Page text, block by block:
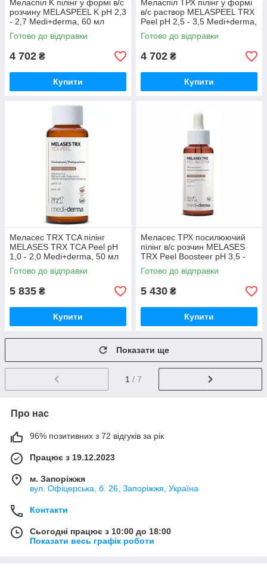
Меласпіл K пілінг у формі в/с
розчину MELASPEEL K pH 2,3
- 2,7 Medi+derma, 60 мл
Готово до відправки
4 702 ₴
Купити
Меласпіл ТРХ пілінг у формі
в/с раствор MELASPEEL TRX
Peel pH 2,5 - 3,5 Medi+derma,
60 мл
Готово до відправки
4 702 ₴
Купити
Меласес TRX TCA пілінг
MELASES TRX TCA Peel рH
1,0 - 2,0 Medi+derma, 50 мл
Готово до відправки
5 835 ₴
Купити
Меласес ТРХ посилюючий
пілінг в/с розчин MELASES
TRX Peel Boosteer pH 3,5 -
4,5 Medi+derma, 50 мл
Готово до відправки
5 430 ₴
Купити
Показати ще
1 / 7
Про нас
96% позитивних з 72 відгуків за рік
Працює з 19.12.2023
м. Запоріжжя
вул. Офіцерська, б. 26, Запоріжжя, Україна
Контакти
Сьогодні працює з 10:00 до 18:00
Показати весь графік роботи